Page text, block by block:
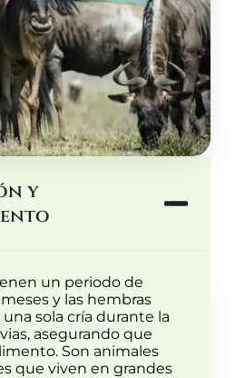
y
un periodo de
y las hembras
sola cría durante la
asegurando que
Son animales
que viven en grandes